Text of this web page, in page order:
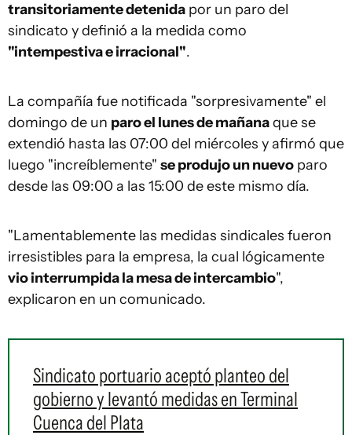
transitoriamente detenida por un paro del
sindicato y definió a la medida como
"intempestiva e irracional".
La compañía fue notificada "sorpresivamente" el
domingo de un paro el lunes de mañanaque se
extendió hasta las 07:00 del miércoles y afirmó que
luego "increíblemente" se produjo un nuevo paro
desde las 09:00 a las 15:00 de este mismo día.
"Lamentablemente las medidas sindicales fueron
irresistibles para la empresa, la cual lógicamente
vio interrumpida la mesa de intercambio",
explicaron en un comunicado.
Sindicato portuario aceptó planteo del
gobierno y levantó medidas en Terminal
Cuenca del Plata